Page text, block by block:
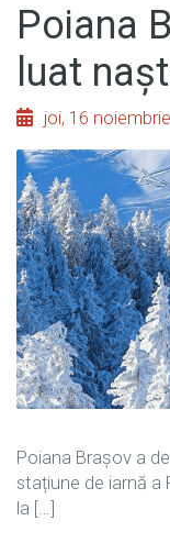
Poiana
luat
joi, 16
Poiana Brașov a
stațiune de iarnă a
la […]